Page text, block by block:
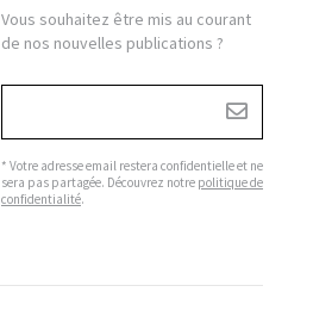
Vous souhaitez être mis au courant
de nos nouvelles publications ?
* Votre adresse email restera confidentielle et ne
sera pas partagée. Découvrez notre politique de
confidentialité.